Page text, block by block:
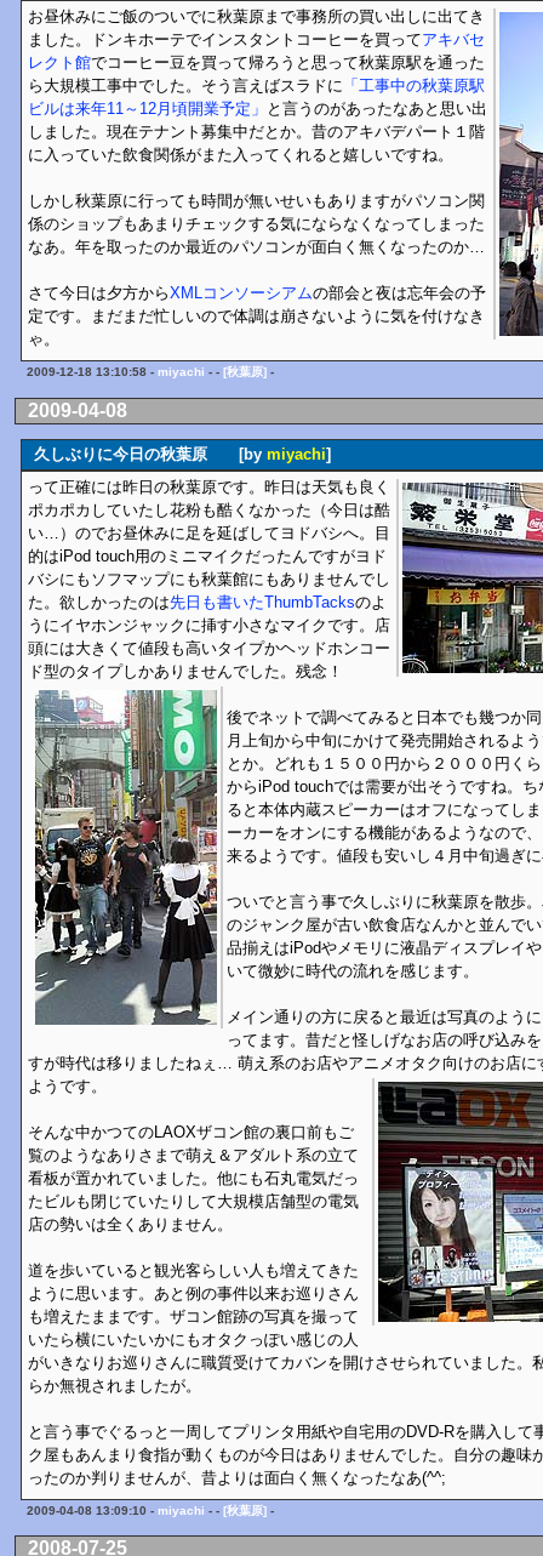
お昼休みにご飯のついでに秋葉原まで事務所の買い出しに出てき
ました。ドンキホーテでインスタントコーヒーを買ってアキバセ
レクト館でコーヒー豆を買って帰ろうと思って秋葉原駅を通った
ら大規模工事中でした。そう言えばスラドに 「工事中の秋葉原駅
ビルは来年11～12月頃開業予定」 と言うのがあったなあと思い出
しました。現在テナント募集中だとか。昔のアキバデパート１階
に入っていた飲食関係がまた入ってくれると嬉しいですね。
しかし秋葉原に行っても時間が無いせいもありますがパソコン関
係のショップもあまりチェックする気にならなくなってしまった
なあ。年を取ったのか最近のパソコンが面白く無くなったのか…
さて今日は夕方からXMLコンソーシアムの部会と夜は忘年会の予
定です。まだまだ忙しいので体調は崩さないように気を付けなき
ゃ。
2009-12-18 13:10:58 - miyachi - - [秋葉原] -
2009-04-08
久しぶりに今日の秋葉原 [by miyachi]
って正確には昨日の秋葉原です。昨日は天気も良く
ポカポカしていたし花粉も酷くなかった（今日は酷
い…）のでお昼休みに足を延ばしてヨドバシへ。目
的はiPod touch用のミニマイクだったんですがヨド
バシにもソフマップにも秋葉館にもありませんでし
た。欲しかったのは先日も書いたThumbTacksのよ
うにイヤホンジャックに挿す小さなマイクです。店
頭には大きくて値段も高いタイプかヘッドホンコー
ド型のタイプしかありませんでした。残念！
後でネットで調べてみると日本でも幾つか
月上旬から中旬にかけて発売開始されるよ
とか。どれも１５００円から２０００円く
からiPod touchでは需要が出そうですね。
ると本体内蔵スピーカーはオフになってし
ーカーをオンにする機能があるようなので
来るようです。値段も安いし４月中旬過ぎ
ついでと言う事で久しぶりに秋葉原を散歩
のジャンク屋が古い飲食店なんかと並んで
品揃えはiPodやメモリに液晶ディスプレイ
いて微妙に時代の流れを感じます。
メイン通りの方に戻ると最近は写真のよう
ってます。昔だと怪しげなお店の呼び込み
すが時代は移りましたねぇ… 萌え系のお店やアニメオタク向けのお店に
ようです。
そんな中かつてのLAOXザコン館の裏口前もご
覧のようなありさまで萌え＆アダルト系の立て
看板が置かれていました。他にも石丸電気だっ
たビルも閉じていたりして大規模店舗型の電気
店の勢いは全くありません。
道を歩いていると観光客らしい人も増えてきた
ように思います。あと例の事件以来お巡りさん
も増えたままです。ザコン館跡の写真を撮って
いたら横にいたいかにもオタクっぽい感じの人
がいきなりお巡りさんに職質受けてカバンを開けさせられていました。
らか無視されましたが。
と言う事でぐるっと一周してプリンタ用紙や自宅用のDVD-Rを購入して
ク屋もあんまり食指が動くものが今日はありませんでした。自分の趣味
ったのか判りませんが、昔よりは面白く無くなったなあ(^^;
2009-04-08 13:09:10 - miyachi - - [秋葉原] -
2008-07-25